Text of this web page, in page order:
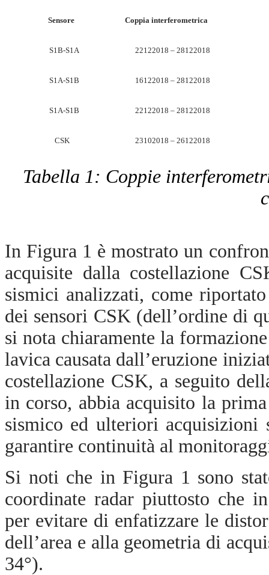
Sensore Coppia interferometrica
S1B-S1A 22122018 – 28122018
S1A-S1B 16122018 – 28122018
S1A-S1B 22122018 – 28122018
CSK 23102018 – 26122018
Tabella 1: Coppie
In Figura 1 è mostrato un
acquisite dalla costellazione
sismici analizzati, come
dei sensori CSK (dell’ordine di
si nota chiaramente la
lavica causata dall’eruzione
costellazione CSK, a seguito
in corso, abbia acquisito la
sismico ed ulteriori acquisizioni
garantire continuità al
Si noti che in Figura 1 sono
coordinate radar piuttosto che
per evitare di enfatizzare le
dell’area e alla geometria di
34°).